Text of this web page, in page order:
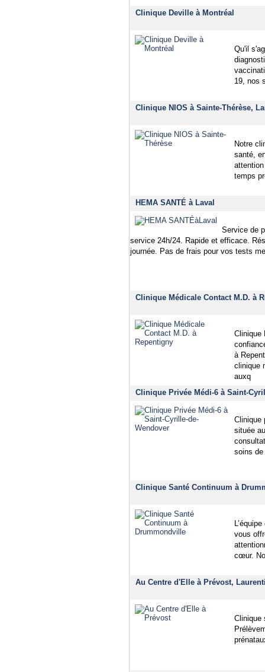
Clinique Deville à Montréal
Qu'il
19, nos
Clinique NIOS à Sainte-Thérèse,
Notre
santé,
temps
HEMA SANTÉ à Laval
Service de
service 24h/24. Rapide et efficace.
journée. Pas de frais pour vos tests
Clinique Médicale Contact M.D. à
Clinique
à
clinique
auxq
Clinique Privée Médi-6 à Saint-
Clinique
située
soins de
Clinique Santé Continuum à
vous
cœur.
Au Centre d'Elle à Prévost,
Clinique